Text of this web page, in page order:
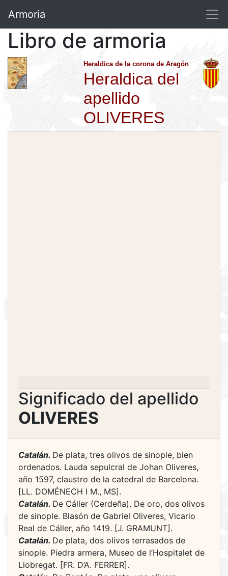
Armoria
Libro de armoria
Heraldica de la corona de Aragón
Heraldica del
apellido
OLIVERES
Significado del apellido
OLIVERES
Catalán. De plata, tres olivos de sinople, bien
ordenados. Lauda sepulcral de Johan Oliveres,
año 1597, claustro de la catedral de Barcelona.
[LL. DOMÉNECH I M., MS].
Catalán. De Cáller (Cerdeña). De oro, dos olivos
de sinople. Blasón de Gabriel Oliveres, Vicario
Real de Cáller, año 1419. [J. GRAMUNT].
Catalán. De plata, dos olivos terrasados de
sinople. Piedra armera, Museo de l’Hospitalet de
Llobregat. [FR. D’A. FERRER].